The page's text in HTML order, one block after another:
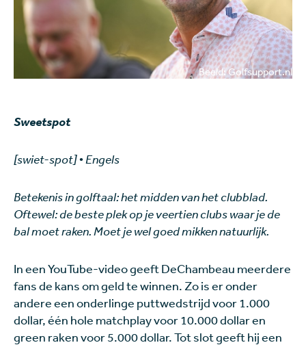
Beeld: Golfsupport.nl
Sweetspot
[swiet-spot] • Engels
Betekenis in golftaal: het midden van het clubblad.
Oftewel: de beste plek op je veertien clubs waar je de
bal moet raken. Moet je wel goed mikken natuurlijk.
In een YouTube-video geeft DeChambeau meerdere
fans de kans om geld te winnen. Zo is er onder
andere een onderlinge puttwedstrijd voor 1.000
dollar, één hole matchplay voor 10.000 dollar en
green raken voor 5.000 dollar. Tot slot geeft hij een